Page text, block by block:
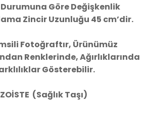
Göre Değişkenlik
Zincir Uzunluğu 45 cm’dir.
Fotoğraftır, Ürünümüz
Renklerinde, Ağırlıklarında
Gösterebilir.
(Sağlık Taşı)